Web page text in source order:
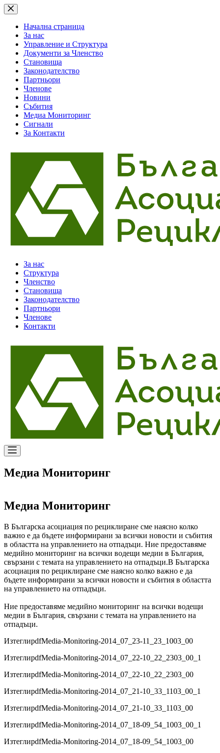
Skip
to
contentНачална страница
За нас
Управление и Структура
Документи за Членство
Становища
Законодателство
Партньори
Членове
Новини
Събития
Медиа Мониторинг
Сигнали
За Контакти
За нас
Структура
Членство
Становища
Законодателство
Партньори
Членове
Контакти
Медиа Мониторинг
Медиа Мониторинг
В Българска асоциация по рециклиране сме наясно колко
важно е да бъдете информирани за всички новости и събития
в областта на управлението на отпадъци. Ние предоставяме
медийно мониторинг на всички водещи медии в България,
свързани с темата на управлението на отпадъци.В Българска
асоциация по рециклиране сме наясно колко важно е да
бъдете информирани за всички новости и събития в областта
на управлението на отпадъци.
Ние предоставяме медийно мониторинг на всички водещи
медии в България, свързани с темата на управлението на
отпадъци.
ИзтеглиpdfMedia-Monitoring-2014_07_23-11_23_1003_00
ИзтеглиpdfMedia-Monitoring-2014_07_22-10_22_2303_00_1
ИзтеглиpdfMedia-Monitoring-2014_07_22-10_22_2303_00
ИзтеглиpdfMedia-Monitoring-2014_07_21-10_33_1103_00_1
ИзтеглиpdfMedia-Monitoring-2014_07_21-10_33_1103_00
ИзтеглиpdfMedia-Monitoring-2014_07_18-09_54_1003_00_1
ИзтеглиpdfMedia-Monitoring-2014_07_18-09_54_1003_00